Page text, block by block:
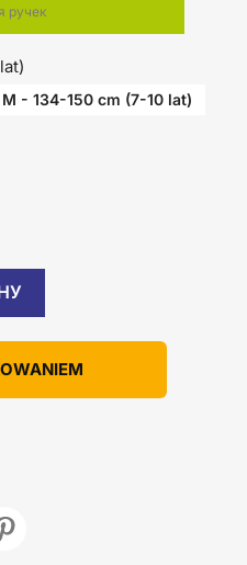
ручек
M - 134-150 cm (7-10 lat)